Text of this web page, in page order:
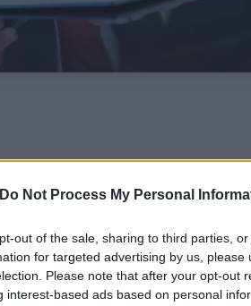
Do Not Process My Personal
out of the sale, sharing to third parties,
for targeted advertising by us,
Please note that after your opt-out
interest-based ads based on personal
levelet hagyott Vance-